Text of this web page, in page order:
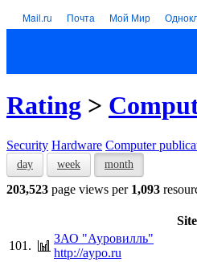
Mail.ru Почта Мой Мир
Rating >
Security Hardware Computer
day week month
203,523 page views per 1,093
101.
ЗАО "Ауровилль"
http://aypo.ru